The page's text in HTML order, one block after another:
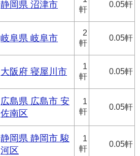
静岡県 沼津市
軒
0.05軒
岐阜県 岐阜市
2
軒
0.05軒
大阪府 寝屋川市
1
軒
0.05軒
広島県 広島市 安
佐南区
1
軒
0.05軒
静岡県 静岡市 駿
河区
1
軒
0.05軒